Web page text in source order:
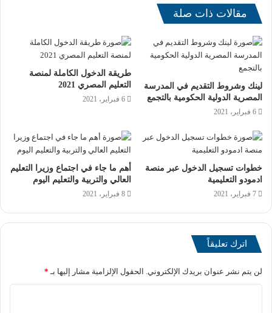
وطالبت مؤسس اتحاد أمهات مصر وإئتلاف أولياء الأمور، وزارة
التربية والتعليم والتعليم الفني بالعمل علي التوسع أكثر في
إنشاء مدارس تكنولوجية مثل مدرسة ظهر للتكنولوجيا التطبيقية
والعمل علي المزيد من الشراكات بين الوزارات والمؤسسات
بإنشاء هذه المدارس في جميع المحافظات.
عام 2021، تحت رعاية وزارة التربية والتعليم والتعليم الفنى،
وبالاشتراك مع مؤسسة ايوك، وشركة الغاز الطبيعي المصرية
مقالات ذات صلة
لينك وشروط التقديم في المدرسة
المصرية الدولية الحكومية بالتجمع
6 فبراير، 2021
طريقة الدخول الكاملة لمنصة
التعليم المصري 2021
6 فبراير، 2021
خطوات تسجيل الدخول عبر منصة
ادمودو التعليمية
7 فبراير، 2021
أهم ما جاء في اجتماع وزيرا التعليم
العالي والتربية والتعليم اليوم
8 فبراير، 2021
اترك تعليقاً
لن يتم نشر عنوان بريدك الإلكتروني. الحقول الإلزامية مشار إليها بـ *